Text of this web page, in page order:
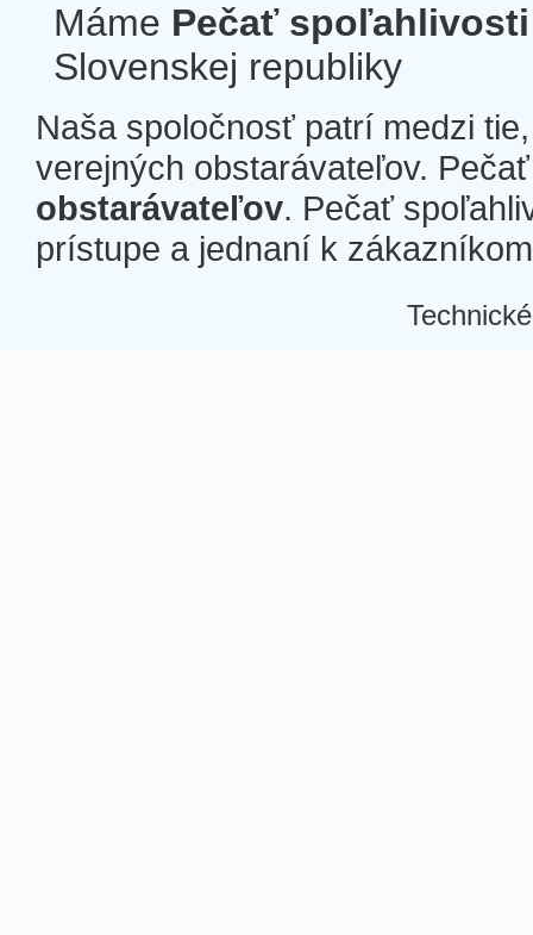
Máme Pečať spoľahlivosti
Slovenskej republiky
Naša spoločnosť patrí medzi
verejných obstarávateľov.
obstarávateľov. Pečať
prístupe a jednaní k